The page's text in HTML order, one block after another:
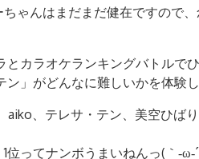
ゃんはまだまだ健在ですので
とカラオケランキングバトルで
ン」がどんなに難しいかを体験し
aiko、テレサ・テン、美空ひば
ってナンボうまいねんっ(｀